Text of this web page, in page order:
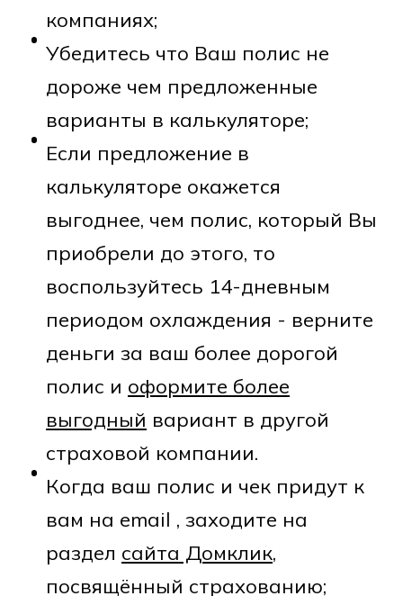
компаниях;
Убедитесь что Ваш полис не
дороже чем предложенные
варианты в калькуляторе;
Если предложение в
калькуляторе окажется
выгоднее, чем полис, который Вы
приобрели до этого, то
воспользуйтесь 14-дневным
периодом охлаждения - верните
деньги за ваш более дорогой
полис и оформите более
выгодный вариант в другой
страховой компании.
Когда ваш полис и чек придут к
вам на email , заходите на
раздел сайта Домклик,
посвящённый страхованию;